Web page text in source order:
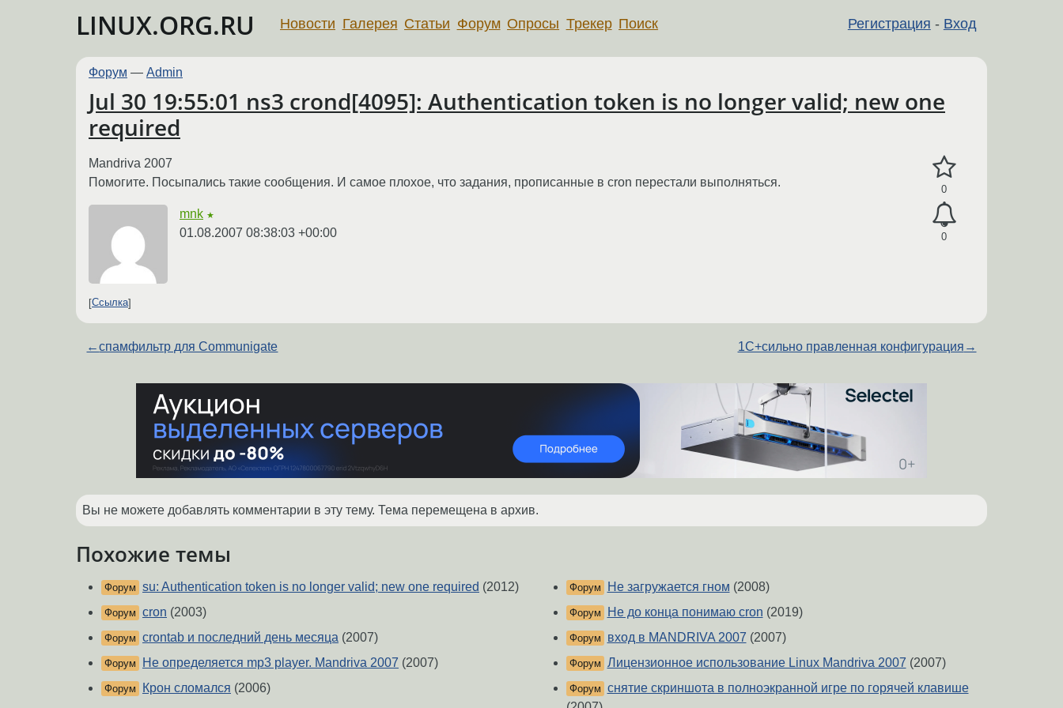
LINUX.ORG.RU Регистрация - Вход
Новости Галерея Статьи Форум Опросы Трекер Поиск
Форум — Admin
Jul 30 19:55:01 ns3 crond[4095]: Authentication token is no longer valid; new one
required
0
0
Mandriva 2007
Помогите. Посыпались такие сообщения. И самое плохое, что задания, прописанные в cron перестали выполняться.
mnk ★
01.08.2007 08:38:03 +00:00
Ссылка
←спамфильтр для Communigate 1C+сильно правленная конфигурация →
Вы не можете добавлять комментарии в эту тему. Тема перемещена в архив.
Похожие темы
Форум su: Authentication token is no longer valid; new one required (2012)
Форум cron (2003)
Форум crontab и последний день месяца (2007)
Форум Не определяется mp3 player. Mandriva 2007 (2007)
Форум Крон сломался (2006)
Форум Не загружается гном (2008)
Форум Не до конца понимаю cron (2019)
Форум вход в MANDRIVA 2007 (2007)
Форум Лицензионное использование Linux Mandriva 2007 (2007)
Форум снятие скриншота в полноэкранной игре по горячей клавише